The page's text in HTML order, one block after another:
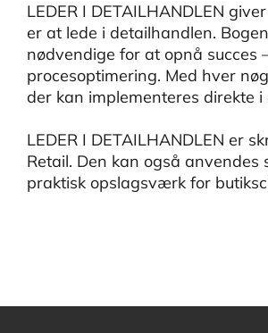
LEDER I DETAILHANDLEN
er at lede i detailhandlen.
nødvendige for at opnå succes
procesoptimering. Med hver
der kan implementeres direkte i
LEDER I DETAILHANDLEN er
Retail. Den kan også
praktisk opslagsværk for